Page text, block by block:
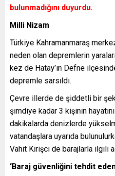
bulunmadığını duyurdu.
Milli Nizam
Türkiye Kahramanmaraş
neden olan depremlerin
kez de Hatay’ın Defne
depremle sarsıldı.
Çevre illerde de şiddetli bir
şimdiye kadar 3 kişinin
dakikalarda denizlerde
vatandaşlara uyarıda
Vahit Kirişci de barajlarla ilgili
‘Baraj güvenliğini tehdit